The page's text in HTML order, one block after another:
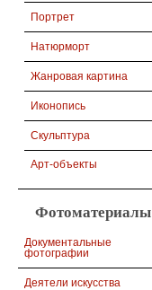
Портрет
Натюрморт
Жанровая картина
Иконопись
Скульптура
Арт-объекты
Фотоматериалы
Документальные
фотографии
Деятели искусства